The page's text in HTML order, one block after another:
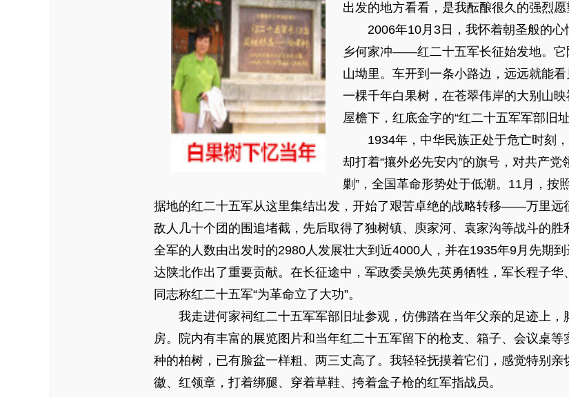
出发的地方看看，是我酝酿很久的强烈愿
2006年10月3日，我怀着朝圣般的心
乡何家冲——红二十五军长征始发地。它
山坳里。车开到一条小路边，远远就能
一棵千年白果树，在苍翠伟岸的大别山
屋檐下，红底金字的“红二十五军军部旧
1934年，中华民族正处于危亡时刻，
却打着“攘外必先安内”的旗号，对共产党
剿”，全国革命形势处于低潮。11月，按
据地的红二十五军从这里集结出发，开始了艰苦卓绝的战略转移——万里远
敌人几十个团的围追堵截，先后取得了独树镇、庾家河、袁家沟等战斗的胜
全军的人数由出发时的2980人发展壮大到近4000人，并在1935年9月先期
达陕北作出了重要贡献。在长征途中，军政委吴焕先英勇牺牲，军长程子
同志称红二十五军“为革命立了大功”。
我走进何家祠红二十五军军部旧址参观，仿佛踏在当年父亲的足迹上，
房。院内有丰富的展览图片和当年红二十五军留下的枪支、箱子、会议桌
种的柏树，已有脸盆一样粗、两三丈高了。我轻轻抚摸着它们，感觉特别
徽、红领章，打着绑腿、穿着草鞋、挎着盒子枪的红军指战员。